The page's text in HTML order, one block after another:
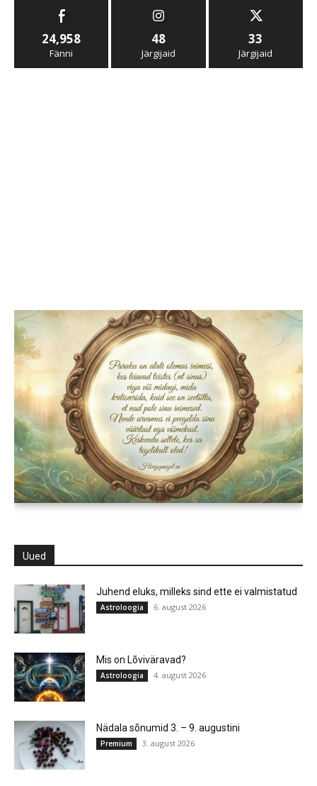
24,958
Fänni
48
Järgijaid
33
Järgijaid
Uued
Juhend eluks, milleks sind ette ei valmistatud
Astroloogia 6. august 2026
Mis on Lõviväravad?
Astroloogia 4. august 2026
Nädala sõnumid 3. – 9. augustini
Premium 3. august 2026